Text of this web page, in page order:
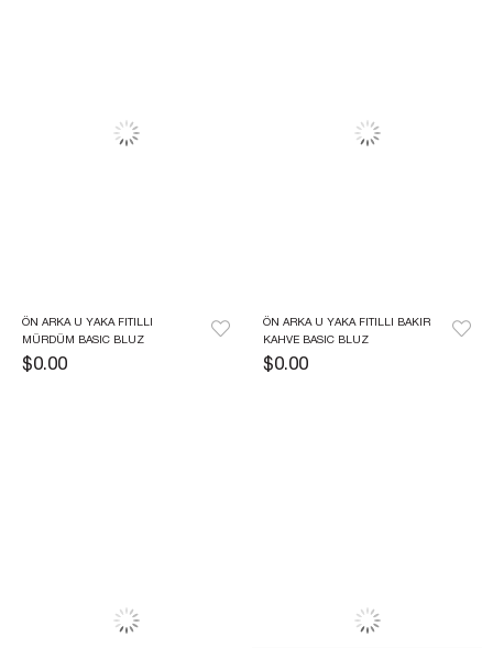
ÖN ARKA U YAKA FITILLI
MÜRDÜM BASIC BLUZ
$0.00
ÖN ARKA U YAKA FITILLI BAKIR
KAHVE BASIC BLUZ
$0.00